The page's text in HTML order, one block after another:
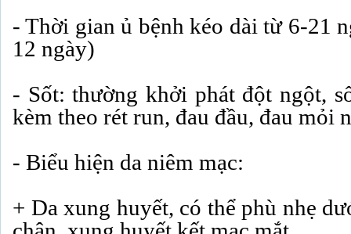
- Thời gian ủ bệnh kéo dài từ 6-21
12 ngày)
- Sốt: thường khởi phát đột ngột,
kèm theo rét run, đau đầu, đau mỏi
- Biểu hiện da niêm mạc:
+ Da xung huyết, có thể phù nhẹ